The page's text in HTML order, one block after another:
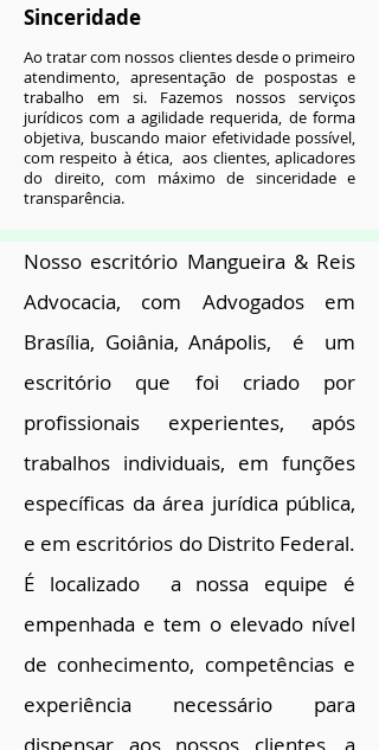
Sinceridade
Ao tratar com nossos clientes desde o primeiro
atendimento, apresentação de pospostas e
trabalho em si. Fazemos nossos serviços
jurídicos com a agilidade requerida, de forma
objetiva, buscando maior efetividade possível,
com respeito à ética, aos clientes, aplicadores
do direito, com máximo de sinceridade e
transparência.
Nosso escritório Mangueira & Reis
Advocacia, com Advogados em
Brasília, Goiânia, Anápolis, é um
escritório que foi criado por
profissionais experientes, após
trabalhos individuais, em funções
específicas da área jurídica pública,
e em escritórios do Distrito Federal.
É localizado a nossa equipe é
empenhada e tem o elevado nível
de conhecimento, competências e
experiência necessário para